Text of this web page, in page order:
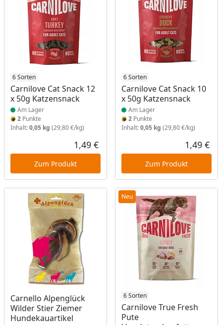
6 Sorten
Carnilove Cat Snack 12
x 50g Katzensnack
Produkt am Lager
Am Lager
2 Punkte
Inhalt:0,05 kg (29,80 €/kg)
Aktueller Preis
1,49 €
Zum Produkt
6 Sorten
Carnilove Cat Snack 10
x 50g Katzensnack
Produkt am Lager
Am Lager
2Punkte
Inhalt:0,05 kg (29,80 €/kg)
1,49 €
Zum Produkt
Carnello Alpenglück
Wilder Stier Ziemer
Hundekauartikel
Produkt am Lager
Neu
6 Sorten
Carnilove True Fresh
Pute
Produkt am Lager